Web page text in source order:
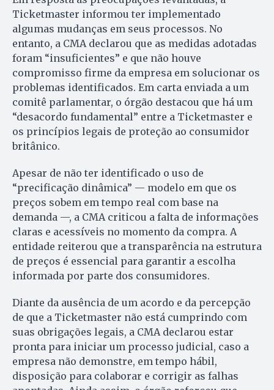
Ticketmaster informou ter implementado
algumas mudanças em seus processos. No
entanto, a CMA declarou que as medidas adotadas
foram “insuficientes” e que não houve
compromisso firme da empresa em solucionar os
problemas identificados. Em carta enviada a um
comitê parlamentar, o órgão destacou que há um
“desacordo fundamental” entre a Ticketmaster e
os princípios legais de proteção ao consumidor
britânico.
Apesar de não ter identificado o uso de
“precificação dinâmica” — modelo em que os
preços sobem em tempo real com base na
demanda —, a CMA criticou a falta de informações
claras e acessíveis no momento da compra. A
entidade reiterou que a transparência na estrutura
de preços é essencial para garantir a escolha
informada por parte dos consumidores.
Diante da ausência de um acordo e da percepção
de que a Ticketmaster não está cumprindo com
suas obrigações legais, a CMA declarou estar
pronta para iniciar um processo judicial, caso a
empresa não demonstre, em tempo hábil,
disposição para colaborar e corrigir as falhas